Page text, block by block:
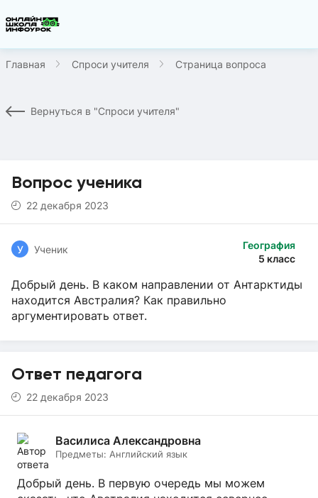
Главная Спроси учителя Страница вопроса
Вернуться в "Спроси учителя"
Вопрос ученика
22 декабря 2023
География
5 класс
У Ученик
Добрый день. В каком направлении от Антарктиды
находится Австралия? Как правильно
аргументировать ответ.
Ответ педагога
22 декабря 2023
Василиса Александровна
Предметы: Английский язык
Добрый день. В первую очередь мы можем